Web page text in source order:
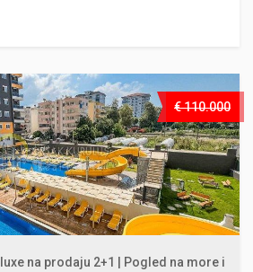
€ 110.000
na prodaju 2+1 | Pogled na more i